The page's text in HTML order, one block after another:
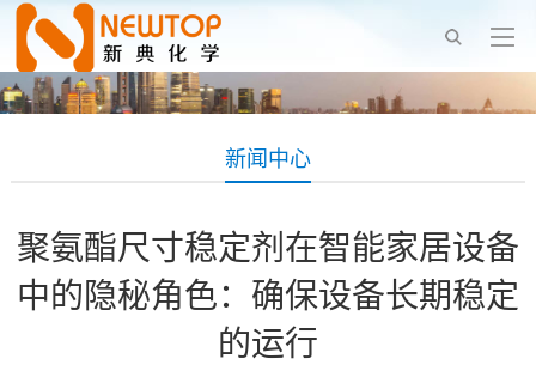
新闻中心
聚氨酯尺寸稳定剂在智能家居设备
中的隐秘角色：确保设备长期稳定
的运行